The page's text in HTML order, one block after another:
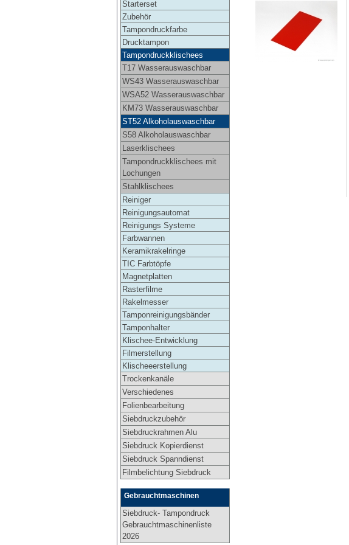
Starterset
Zubehör
Tampondruckfarbe
Drucktampon
Tampondruckklischees
T17 Wasserauswaschbar
WS43 Wasserauswaschbar
WSA52 Wasserauswaschbar
KM73 Wasserauswaschbar
ST52 Alkoholauswaschbar
S58 Alkoholauswaschbar
Laserklischees
Tampondruckklischees mit
Lochungen
Stahlklischees
Reiniger
Reinigungsautomat
Reinigungs Systeme
Farbwannen
Keramikrakelringe
TIC Farbtöpfe
Magnetplatten
Rasterfilme
Rakelmesser
Tamponreinigungsbänder
Tamponhalter
Klischee-Entwicklung
Filmerstellung
Klischeeerstellung
Trockenkanäle
Verschiedenes
Folienbearbeitung
Siebdruckzubehör
Siebdruckrahmen Alu
Siebdruck Kopierdienst
Siebdruck Spanndienst
Filmbelichtung Siebdruck
Gebrauchtmaschinen
Siebdruck- Tampondruck
Gebrauchtmaschinenliste
2026